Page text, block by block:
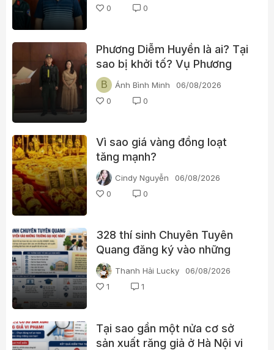
0 0
Phương Diễm Huyền là ai? Tại
sao bị khởi tố? Vụ Phương
Diễm Huyền gửi thông điệp gì
tới hàng nghìn YouTuber Việt
Nam?
B Ánh Bình Minh
06/08/2026
0
0
Vì sao giá vàng đồng loạt
tăng mạnh?
Cindy Nguyễn
06/08/2026
0
0
328 thí sinh Chuyên Tuyên
Quang đăng ký vào những
trường đại học nào?
Thanh Hải Lucky
06/08/2026
1
1
Tại sao gần một nửa cơ sở
sản xuất răng giả ở Hà Nội vi